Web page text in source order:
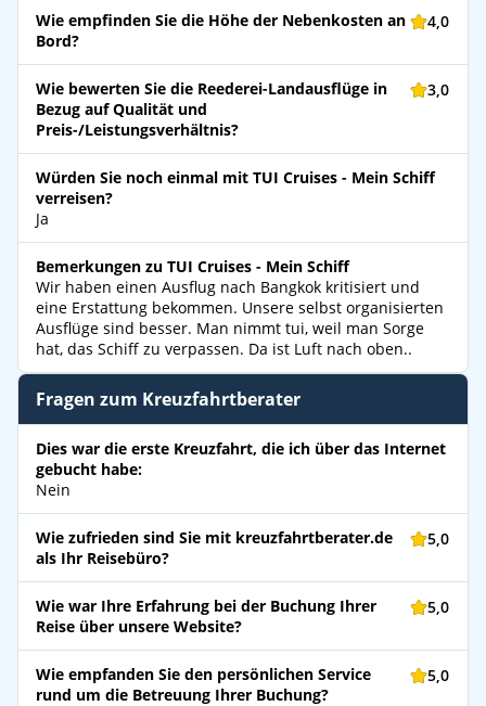
Wie empfinden Sie die Höhe der Nebenkosten an
Bord?
4,0
Wie bewerten Sie die Reederei-Landausflüge in
Bezug auf Qualität und
Preis-/Leistungsverhältnis?
3,0
Würden Sie noch einmal mit TUI Cruises - Mein Schiff
verreisen?
Ja
Bemerkungen zu TUI Cruises - Mein Schiff
Wir haben einen Ausflug nach Bangkok kritisiert und
eine Erstattung bekommen. Unsere selbst organisierten
Ausflüge sind besser. Man nimmt tui, weil man Sorge
hat, das Schiff zu verpassen. Da ist Luft nach oben..
Fragen zum Kreuzfahrtberater
Dies war die erste Kreuzfahrt, die ich über das Internet
gebucht habe:
Nein
Wie zufrieden sind Sie mit kreuzfahrtberater.de
als Ihr Reisebüro?
5,0
Wie war Ihre Erfahrung bei der Buchung Ihrer
Reise über unsere Website?
5,0
Wie empfanden Sie den persönlichen Service
rund um die Betreuung Ihrer Buchung?
5,0